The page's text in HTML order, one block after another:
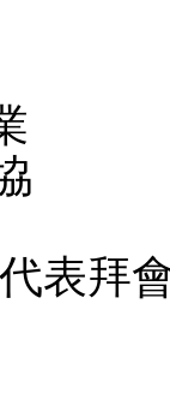
表拜